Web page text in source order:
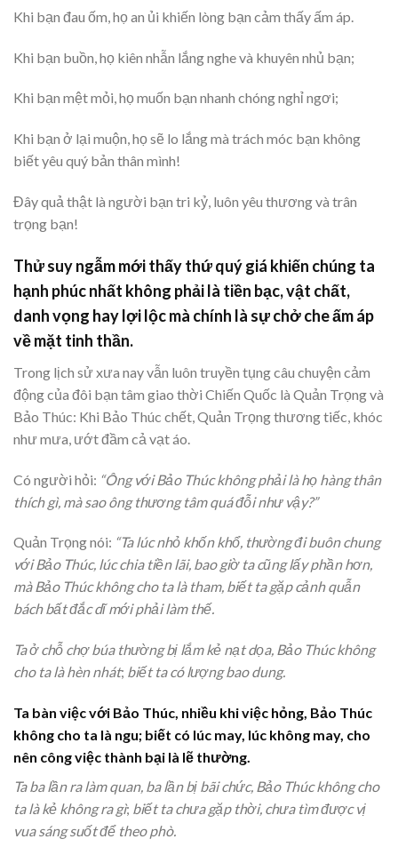
Khi bạn đau ốm, họ an ủi khiến lòng bạn cảm thấy ấm áp.
Khi bạn buồn, họ kiên nhẫn lắng nghe và khuyên nhủ bạn;
Khi bạn mệt mỏi, họ muốn bạn nhanh chóng nghỉ ngơi;
Khi bạn ở lại muộn, họ sẽ lo lắng mà trách móc bạn không
biết yêu quý bản thân mình!
Đây quả thật là người bạn tri kỷ, luôn yêu thương và trân
trọng bạn!
Thử suy ngẫm mới thấy thứ quý giá khiến chúng ta
hạnh phúc nhất không phải là tiền bạc, vật chất,
danh vọng hay lợi lộc mà chính là sự chở che ấm áp
về mặt tinh thần.
Trong lịch sử xưa nay vẫn luôn truyền tụng câu chuyện cảm
động của đôi bạn tâm giao thời Chiến Quốc là Quản Trọng và
Bảo Thúc: Khi Bảo Thúc chết, Quản Trọng thương tiếc, khóc
như mưa, ướt đầm cả vạt áo.
Có người hỏi: “Ông với Bảo Thúc không phải là họ hàng thân
thích gì, mà sao ông thương tâm quá đỗi như vậy?”
Quản Trọng nói: “Ta lúc nhỏ khốn khổ, thường đi buôn chung
với Bảo Thúc, lúc chia tiền lãi, bao giờ ta cũng lấy phần hơn,
mà Bảo Thúc không cho ta là tham, biết ta gặp cảnh quẫn
bách bất đắc dĩ mới phải làm thế.
Ta ở chỗ chợ búa thường bị lắm kẻ nạt dọa, Bảo Thúc không
cho ta là hèn nhát; biết ta có lượng bao dung.
Ta bàn việc với Bảo Thúc, nhiều khi việc hỏng, Bảo Thúc
không cho ta là ngu; biết có lúc may, lúc không may, cho
nên công việc thành bại là lẽ thường.
Ta ba lần ra làm quan, ba lần bị bãi chức, Bảo Thúc không cho
ta là kẻ không ra gì; biết ta chưa gặp thời, chưa tìm được vị
vua sáng suốt để theo phò.